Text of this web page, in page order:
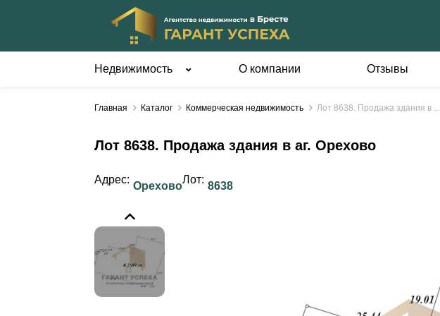
Недвижимость
2-комнатные
4-комнатные и более
Квартиры-студии
Комнаты
Новостройки
В районе и
О компании Отзывы
Главная Каталог Коммерческая недвижимость Лот 8638. Продажа здания в ...
Лот 8638. Продажа здания в аг. Орехово
Адрес:
Орехово
Лот:
8638